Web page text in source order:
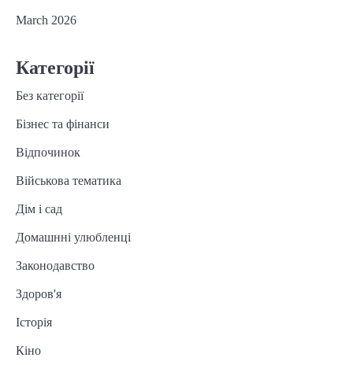
March 2026
Категорії
Без категорії
Бізнес та фінанси
Відпочинок
Військова тематика
Дім і сад
Домашнні улюбленці
Законодавство
Здоров'я
Історія
Кіно